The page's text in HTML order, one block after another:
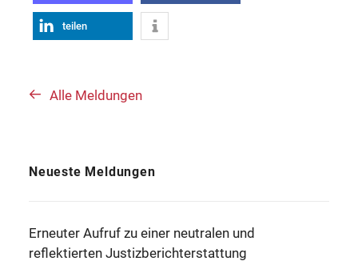
teilen
Alle Meldungen
Neueste Meldungen
Erneuter Aufruf zu einer neutralen und
reflektierten Justizberichterstattung